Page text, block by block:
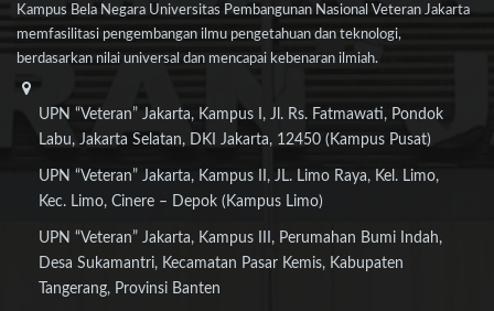
Kampus Bela Negara Universitas Pembangunan Nasional Veteran Jakarta
memfasilitasi pengembangan ilmu pengetahuan dan teknologi,
berdasarkan nilai universal dan mencapai kebenaran ilmiah.
UPN “Veteran” Jakarta, Kampus I, Jl. Rs. Fatmawati, Pondok
Labu, Jakarta Selatan, DKI Jakarta, 12450 (Kampus Pusat)
UPN “Veteran” Jakarta, Kampus II, JL. Limo Raya, Kel. Limo,
Kec. Limo, Cinere – Depok (Kampus Limo)
UPN “Veteran” Jakarta, Kampus III, Perumahan Bumi Indah,
Desa Sukamantri, Kecamatan Pasar Kemis, Kabupaten
Tangerang, Provinsi Banten